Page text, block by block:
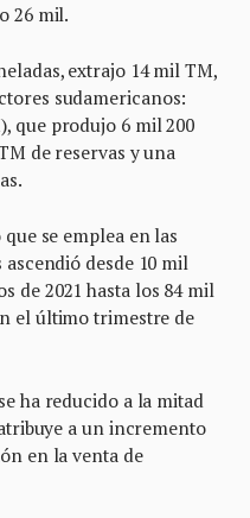
26 mil.
extrajo 14 mil TM,
sudamericanos:
que produjo 6 mil 200
de reservas y una
se emplea en las
desde 10 mil
de 2021 hasta los 84 mil
el último trimestre de
ha reducido a la mitad
a un incremento
en la venta de